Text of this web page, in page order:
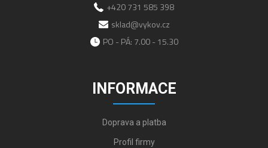
+420 731 585 398
sklad@vykov.cz
PO - PÁ: 7.00 - 15.30
INFORMACE
Doprava a platba
Profil firmy